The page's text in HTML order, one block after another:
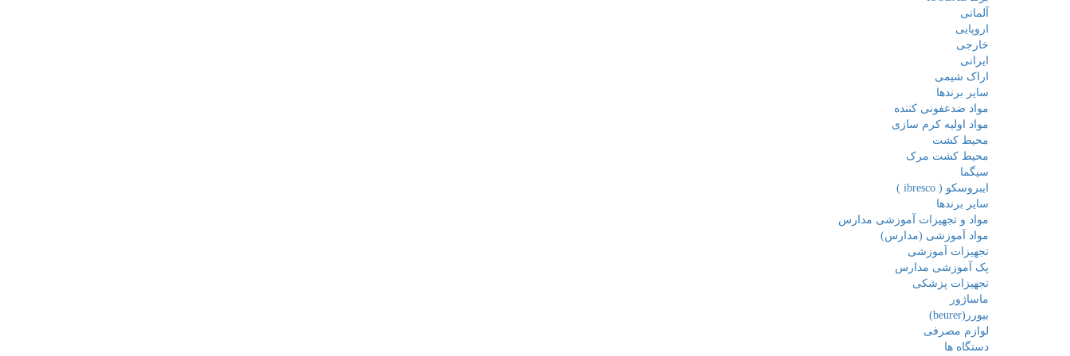
آلمانی
اروپایی
خارجی
ایرانی
اراک شیمی
سایر برندها
مواد ضدعفونی کننده
مواد اولیه کرم سازی
محیط کشت
محیط کشت مرک
سیگما
ایبروسکو ( ibresco )
سایر برندها
مواد و تجهیزات آموزشی مدارس
مواد آموزشی (مدارس)
تجهیزات آموزشی
پک آموزشی مدارس
تجهیزات پزشکی
ماساژور
بیورر(beurer)
لوازم مصرفی
دستگاه ها